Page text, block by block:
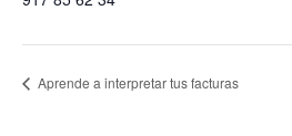
Aprende a interpretar tus facturas